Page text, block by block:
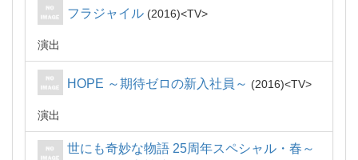
フラジャイル 2016 TV
演出
HOPE ～期待ゼロの新入社員～ 2016 TV
演出
世にも奇妙な物語 25周年スペシャル・春～